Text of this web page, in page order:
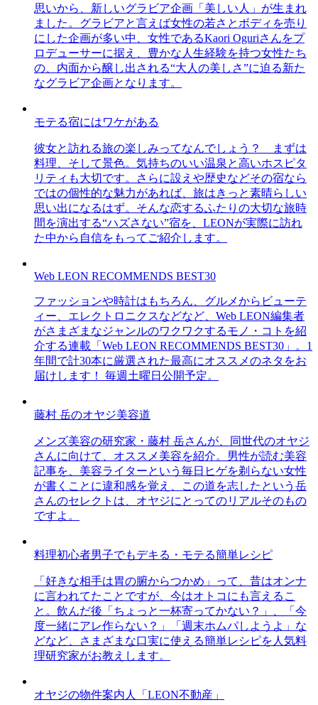
思いから、新しいグラビア企画「美しい人」が生まれ
ました。グラビアと言えば女性の若さとボディを売り
にした企画が多い中、女性であるKaori Oguriさんをプ
ロデューサーに据え、豊かな人生経験を持つ女性たち
の、内面から醸し出される“大人の美しさ”に迫る新た
なグラビア企画となります。
モテる宿にはワケがある
彼女と訪れる旅の楽しみってなんでしょう？ まずは
料理、そして景色。気持ちのいい温泉と高いホスピタ
リティも大切です。さらに設えや歴史などその宿なら
ではの個性的な魅力があれば、旅はきっと素晴らしい
思い出になるはず。そんな恋するふたりの大切な旅時
間を演出する“ハズさない”宿を、LEONが実際に訪れ
た中から自信をもってご紹介します。
Web LEON RECOMMENDS BEST30
ファッションや時計はもちろん、グルメからビューテ
ィー、エレクトロニクスなどなど、Web LEON編集者
がさまざまなジャンルのワクワクするモノ・コトを紹
介する連載「Web LEON RECOMMENDS BEST30」。1
年間で計30本に厳選された最高にオススメのネタをお
届けします！ 毎週土曜日公開予定。
藤村 岳のオヤジ美容道
メンズ美容の研究家・藤村 岳さんが、同世代のオヤジ
さんに向けて、オススメ美容を紹介。男性が読む美容
記事を、美容ライターという毎日ヒゲを剃らない女性
が書くことに違和感を覚え、この道を志したという岳
さんのセレクトは、オヤジにとってのリアルそのもの
ですよ。
料理初心者男子でもデキる・モテる簡単レシピ
「好きな相手は胃の腑からつかめ」って、昔はオンナ
に言われてたことですが、今はオトコにも言えるこ
と。飲んだ後「ちょっと一杯寄ってかない？」、「今
度一緒にアレ作らない？」「週末ホムパしようよ」な
どなど、さまざまな口実に使える簡単レシピを人気料
理研究家がお教えします。
オヤジの物件案内人「LEON不動産」